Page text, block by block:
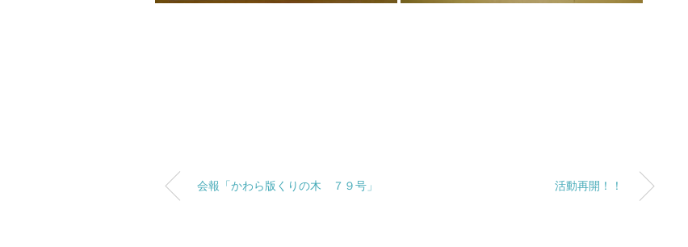
会報「かわら版くりの木 ７９号」 活動再開！！